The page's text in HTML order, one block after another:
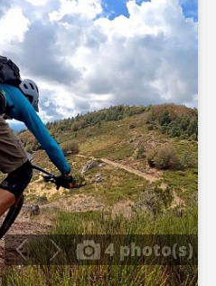
4 photo(s)